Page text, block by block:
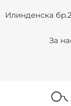
toИлинденска
За